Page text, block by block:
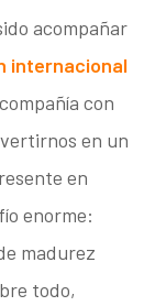
acompañar
internacional
con
en un
en
enorme:
madurez
todo,